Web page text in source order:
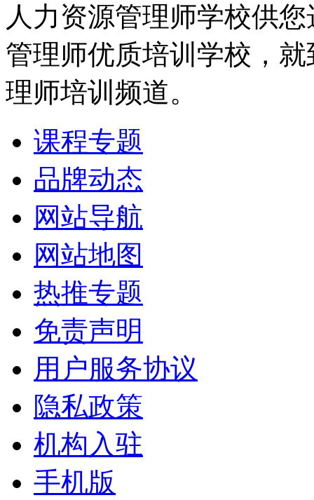
人力资源管理师学校供
管理师优质培训学校，
理师培训频道。
课程专题
品牌动态
网站导航
网站地图
热推专题
免责声明
用户服务协议
隐私政策
机构入驻
手机版